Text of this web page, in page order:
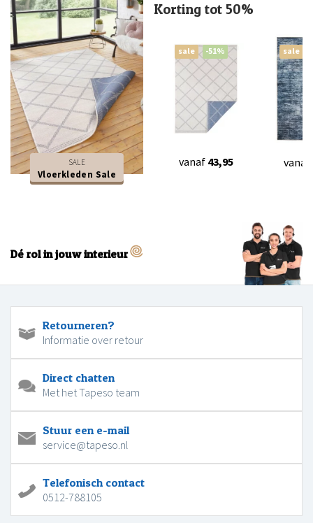
SALE
Vloerkleden Sale
Korting tot 50%
sale -51%
vanaf 43,95
sale
vanaf
Dé rol in jouw interieur
Retourneren?
Informatie over retour
Direct chatten
Met het Tapeso team
Stuur een e-mail
service@tapeso.nl
Telefonisch contact
0512-788105